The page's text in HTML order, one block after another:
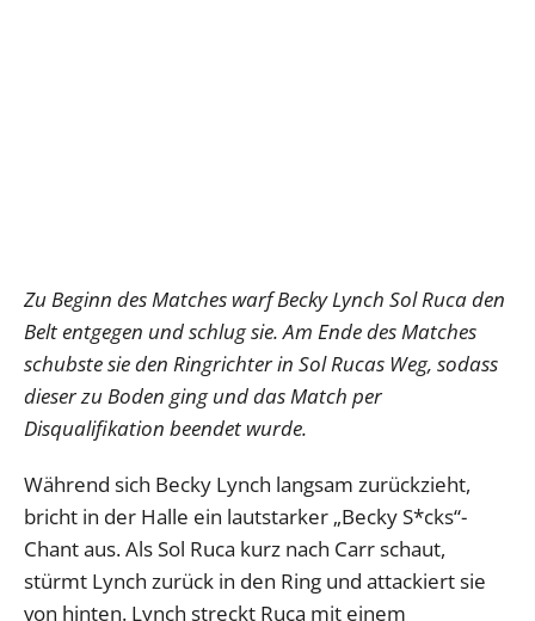
Zu Beginn des Matches warf Becky Lynch Sol Ruca den
Belt entgegen und schlug sie. Am Ende des Matches
schubste sie den Ringrichter in Sol Rucas Weg, sodass
dieser zu Boden ging und das Match per
Disqualifikation beendet wurde.
Während sich Becky Lynch langsam zurückzieht,
bricht in der Halle ein lautstarker „Becky S*cks“-
Chant aus. Als Sol Ruca kurz nach Carr schaut,
stürmt Lynch zurück in den Ring und attackiert sie
von hinten. Lynch streckt Ruca mit einem